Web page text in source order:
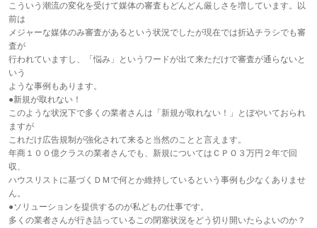
こういう潮流の変化を受けて媒体の審査もどんどん厳しさを増しています。以
前は
メジャーな媒体のみ審査があるという状況でしたが現在では折込チラシでも審
査が
行われていますし、「悩み」というワードが出て来ただけで審査が通らないと
いう
ような事例もあります。
●新規が取れない！
このような状況下で多くの業者さんは「新規が取れない！」とぼやいておられ
ますが
これだけ広告規制が強化されて来ると当然のことと言えます。
年商１００億クラスの業者さんでも、新規についてはＣＰＯ３万円２年で回
収、
ハウスリストに基づくＤＭで何とか維持しているという事例も少なくありませ
ん。
●ソリューションを提供するのが私どもの仕事です。
多くの業者さんが行き詰っているこの閉塞状況をどう切り開いたらよいのか？